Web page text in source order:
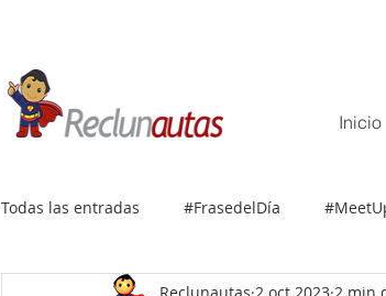
Inicio
Todas las entradas #FrasedelDía
Reclunautas 2 oct 2023 2 min